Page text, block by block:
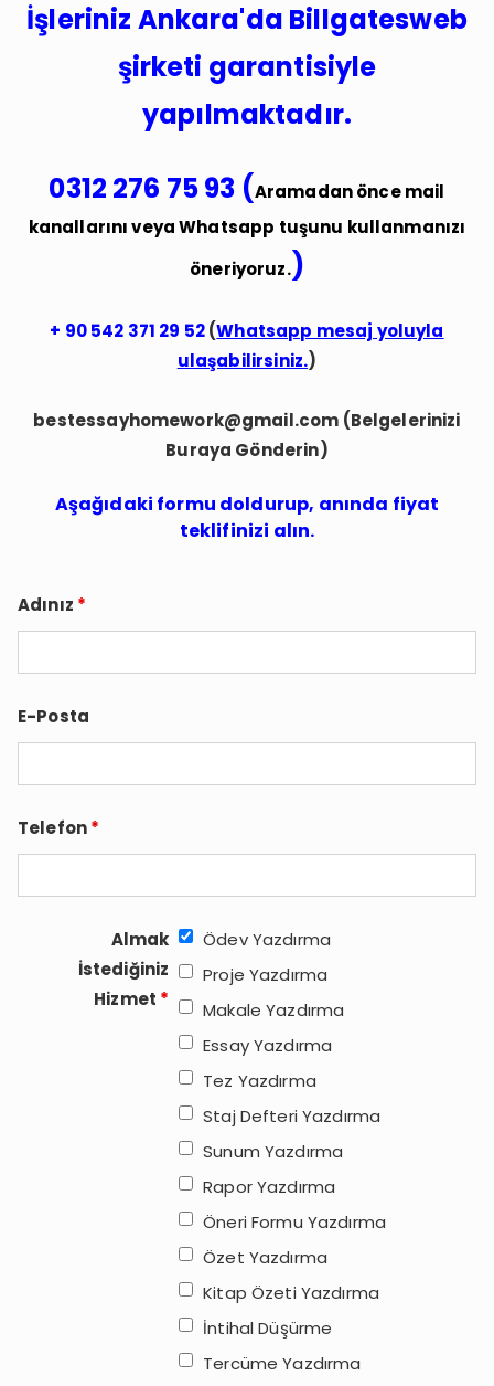
İşleriniz Ankara'da Billgatesweb
şirketi garantisiyle
yapılmaktadır.
0312 276 75 93 (Aramadan önce mail
kanallarını veya Whatsapp tuşunu kullanmanızı
öneriyoruz.)
+ 90542 371 29 52(Whatsapp mesaj yoluyla
ulaşabilirsiniz.)
bestessayhomework@gmail.com (Belgelerinizi
Buraya Gönderin)
Aşağıdaki formu doldurup, anında fiyat
teklifinizi alın.
Adınız *
E-Posta
Telefon*
Almak
İstediğiniz
Hizmet *
Ödev Yazdırma
Proje Yazdırma
Makale Yazdırma
Essay Yazdırma
Tez Yazdırma
Staj Defteri Yazdırma
Sunum Yazdırma
Rapor Yazdırma
Öneri Formu Yazdırma
Özet Yazdırma
Kitap Özeti Yazdırma
İntihal Düşürme
Tercüme Yazdırma